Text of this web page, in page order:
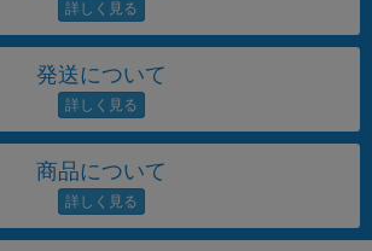
発送について
商品について